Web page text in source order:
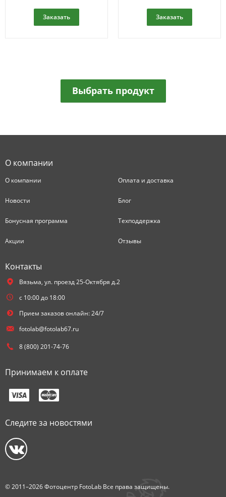
Заказать Заказать
Выбрать продукт
О компании
О компании Оплата и доставка
Новости Блог
Бонусная программа Техподдержка
Акции Отзывы
Контакты
Вязьма, ул. проезд 25-Октября д.2
с 10:00 до 18:00
Прием заказов онлайн: 24/7
fotolab@fotolab67.ru
8 (800) 201-74-76
Принимаем к оплате
Следите за новостями
© 2011–2026 Фотоцентр FotoLab Все права защищены.